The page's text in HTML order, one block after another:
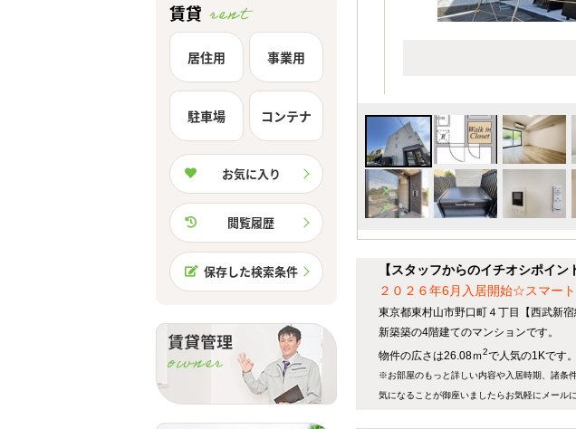
【スタッフからのイチオシポイ
２０２６年6月入居開始☆スマー
東京都東村山市野口町４丁目【西武新
新築築の4階建てのマンションです。
物件の広さは26.08ｍ2で人気の1Kです。
※お部屋のもっと詳しい内容や入居時期、諸条
気になることが御座いましたらお気軽にメール
賃貸
居住用 事業用
駐車場 コンテナ
お気に入り
閲覧履歴
保存した検索条件